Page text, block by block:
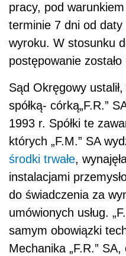
pracy, pod
terminie 7 dni od
wyroku. W stosunku
postępowanie
Sąd Okręgowy ustalił,
spółką- córką„F.R.”
1993 r. Spółki te
których „F.M.” SA
środki trwałe,
instalacjami
do świadczenia za
umówionych usług.
samym obowiązki
Mechanika „F.R.” SA,